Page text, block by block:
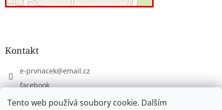
Tento web používá soubory cookie. Dalším
Kontakt
e-prvnacek@email.cz
facebook
eprvnacek